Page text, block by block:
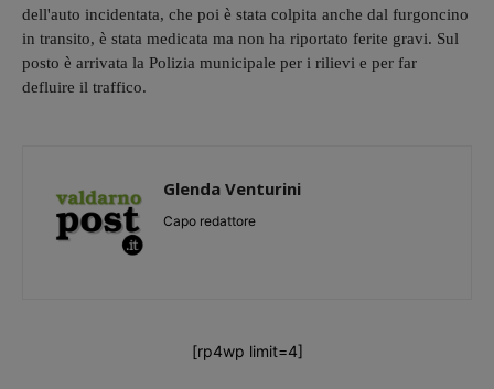
dell'auto incidentata, che poi è stata colpita anche dal furgoncino
in transito, è stata medicata ma non ha riportato ferite gravi. Sul
posto è arrivata la Polizia municipale per i rilievi e per far
defluire il traffico.
Glenda Venturini
Capo redattore
[rp4wp limit=4]